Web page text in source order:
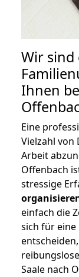
Wir sind
Ihnen
Eine
Vielzahl von
Arbeit
Offenbach
stressige
einfach die
sich für eine
Saale nach